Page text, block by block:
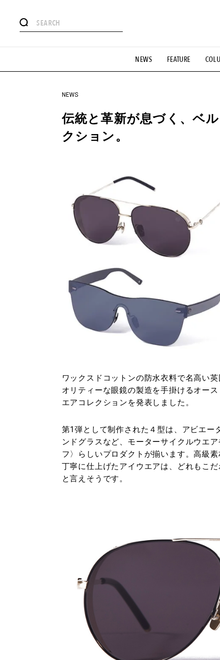
NEWS FEATURE
#憧れの逸品 #ESSENTIAL
#GH 銘品の所以 #フイナムのYouTube #Commune H
#HANDSOME HANDBOOK
NEWS
伝統と革新が息づく、ベ
クション。
ワックスドコットンの防水衣料で名高い
オリティーな眼鏡の製造を手掛けるオー
エアコレクションを発表しました。
第1弾として制作された４型は、アビエ
ンドグラスなど、モーターサイクルウエ
フ〉らしいプロダクトが揃います。高級
丁寧に仕上げたアイウエアは、どれもこ
と言えそうです。